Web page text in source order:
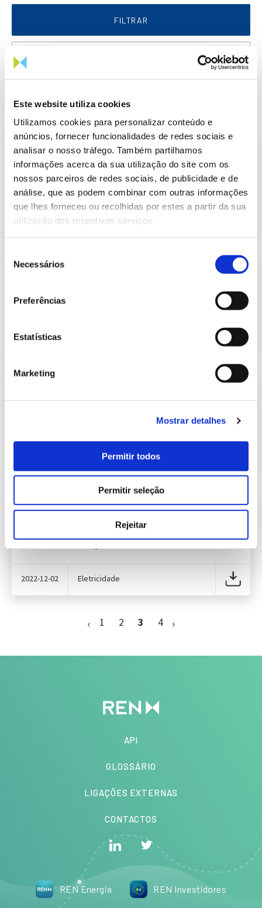
Este website utiliza cookies
Utilizamos cookies para personalizar conteúdo e
anúncios, fornecer funcionalidades de redes sociais e
analisar o nosso tráfego. Também partilhamos
informações acerca da sua utilização do site com os
nossos parceiros de redes sociais, de publicidade e de
análise, que as podem combinar com outras informações
que lhes forneceu ou recolhidas por estes a partir da sua
utilização dos respetivos serviços.
Necessários
Preferências
Estatísticas
Marketing
Mostrar detalhes
Permitir todos
Permitir seleção
Rejeitar
FILTRAR
Data Crescente
416.91 Kb
Previsão do Consumo de Energia
Elétrica de setembro de 2022
Publicação com periodicidade mensal, com
informação sobre Eletricidade
2022-09-01 Eletricidade
Previsão do Consumo de Energia
Publicação com periodicidade mensal, com
informação sobre Eletricidade
2022-10-03
415.95 Kb
informação sobre Eletricidade
Eletricidade
Previsão do Consumo de Energia
Publicação com periodicidade mensal, com
2022-12-02 Eletricidade
1 2 3 4
API
GLOSSÁRIO
LIGAÇÕES EXTERNAS
CONTACTOS
REN Energia REN Investidores